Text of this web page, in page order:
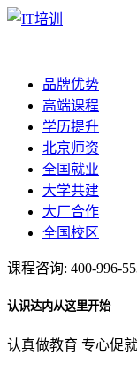
品牌优势
高端课程
学历提升
北京师资
全国就业
大学共建
大厂合作
全国校区
课程咨询: 400-996-
认识达内从这里开始
认真做教育 专心促